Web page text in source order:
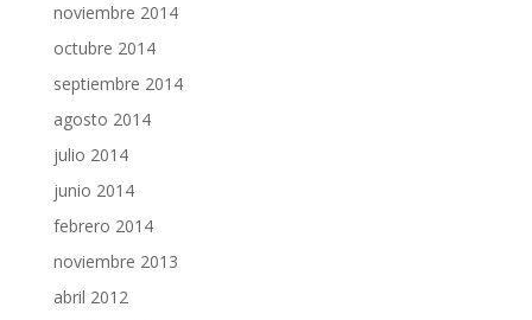
noviembre 2014
octubre 2014
septiembre 2014
agosto 2014
julio 2014
junio 2014
febrero 2014
noviembre 2013
abril 2012